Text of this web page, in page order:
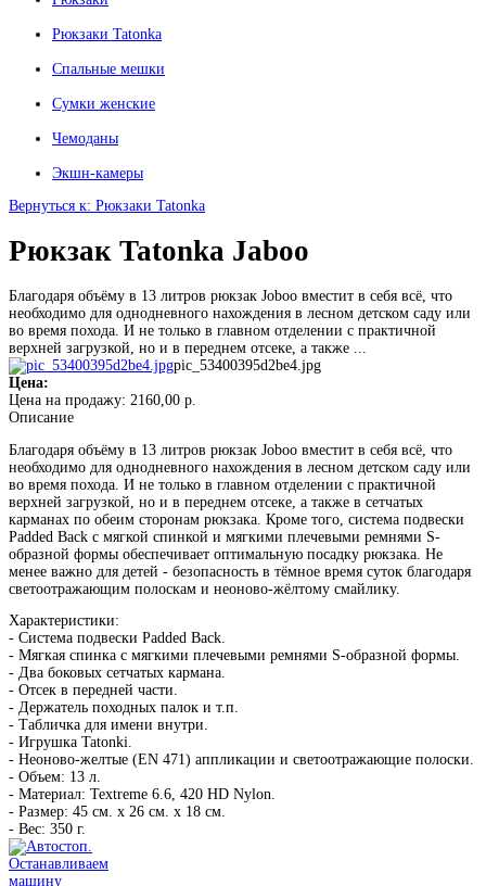
Рюкзаки Tatonka
Спальные мешки
Сумки женские
Чемоданы
Экшн-камеры
Вернуться к: Рюкзаки Tatonka
Рюкзак Tatonka Jaboo
Благодаря объёму в 13 литров рюкзак Joboo вместит в себя всё, что
необходимо для однодневного нахождения в лесном детском саду или
во время похода. И не только в главном отделении с практичной
верхней загрузкой, но и в переднем отсеке, а также ...
pic_53400395d2be4.jpg
Цена:
Цена на продажу: 2160,00 р.
Описание
Благодаря объёму в 13 литров рюкзак Joboo вместит в себя всё, что
необходимо для однодневного нахождения в лесном детском саду или
во время похода. И не только в главном отделении с практичной
верхней загрузкой, но и в переднем отсеке, а также в сетчатых
карманах по обеим сторонам рюкзака. Кроме того, система подвески
Padded Back с мягкой спинкой и мягкими плечевыми ремнями S-
образной формы обеспечивает оптимальную посадку рюкзака. Не
менее важно для детей - безопасность в тёмное время суток благодаря
светоотражающим полоскам и неоново-жёлтому смайлику.
Характеристики:
- Система подвески Padded Back.
- Мягкая спинка с мягкими плечевыми ремнями S-образной формы.
- Два боковых сетчатых кармана.
- Отсек в передней части.
- Держатель походных палок и т.п.
- Табличка для имени внутри.
- Игрушка Tatonki.
- Неоново-желтые (EN 471) аппликации и светоотражающие полоски.
- Объем: 13 л.
- Материал: Textreme 6.6, 420 HD Nylon.
- Размер: 45 см. х 26 см. х 18 см.
- Вес: 350 г.